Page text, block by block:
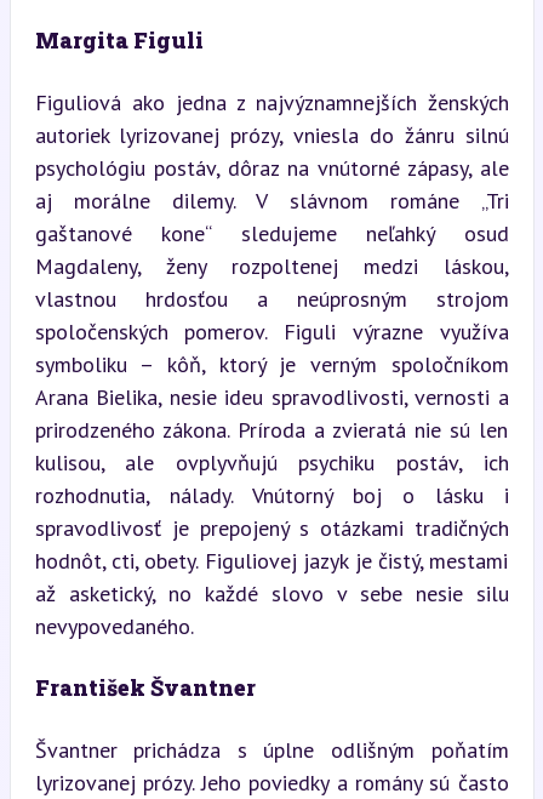
Margita Figuli
Figuliová ako jedna z najvýznamnejších ženských
autoriek lyrizovanej prózy, vniesla do žánru silnú
psychológiu postáv, dôraz na vnútorné zápasy, ale
aj morálne dilemy. V slávnom románe „Tri
gaštanové kone“ sledujeme neľahký osud
Magdaleny, ženy rozpoltenej medzi láskou,
vlastnou hrdosťou a neúprosným strojom
spoločenských pomerov. Figuli výrazne využíva
symboliku – kôň, ktorý je verným spoločníkom
Arana Bielika, nesie ideu spravodlivosti, vernosti a
prirodzeného zákona. Príroda a zvieratá nie sú len
kulisou, ale ovplyvňujú psychiku postáv, ich
rozhodnutia, nálady. Vnútorný boj o lásku i
spravodlivosť je prepojený s otázkami tradičných
hodnôt, cti, obety. Figuliovej jazyk je čistý, mestami
až asketický, no každé slovo v sebe nesie silu
nevypovedaného.
František Švantner
Švantner prichádza s úplne odlišným poňatím
lyrizovanej prózy. Jeho poviedky a romány sú často